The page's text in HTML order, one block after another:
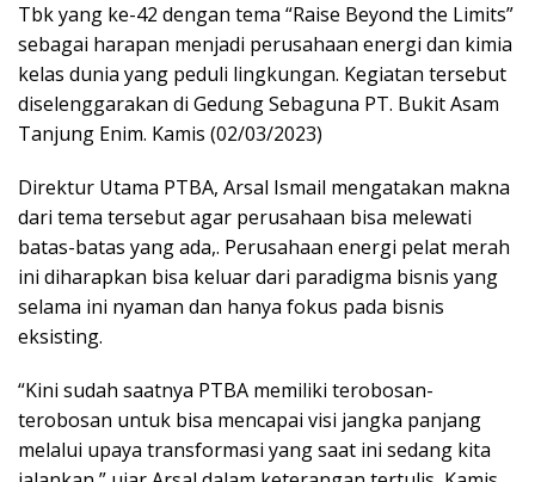
Tbk yang ke-42 dengan tema “Raise Beyond the Limits”
sebagai harapan menjadi perusahaan energi dan kimia
kelas dunia yang peduli lingkungan. Kegiatan tersebut
diselenggarakan di Gedung Sebaguna PT. Bukit Asam
Tanjung Enim. Kamis (02/03/2023)
Direktur Utama PTBA, Arsal Ismail mengatakan makna
dari tema tersebut agar perusahaan bisa melewati
batas-batas yang ada,. Perusahaan energi pelat merah
ini diharapkan bisa keluar dari paradigma bisnis yang
selama ini nyaman dan hanya fokus pada bisnis
eksisting.
“Kini sudah saatnya PTBA memiliki terobosan-
terobosan untuk bisa mencapai visi jangka panjang
melalui upaya transformasi yang saat ini sedang kita